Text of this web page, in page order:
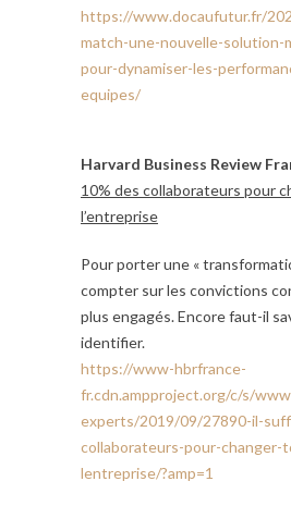
https://www.docaufutur.fr/
match-une-nouvelle-solution-
pour-dynamiser-les-
equipes/
Harvard Business Review
10% des collaborateurs pour
l’entreprise
Pour porter une «
compter sur les convictions
plus engagés. Encore faut-il
identifier.
https://www-hbrfrance-
fr.cdn.ampproject.org/c/s/
experts/2019/09/27890-il-
collaborateurs-pour-changer-
lentreprise/?amp=1